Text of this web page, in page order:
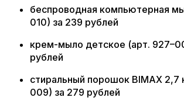
беспроводная компьютерная
010) за 239 рублей
крем-мыло детское (арт.
рублей
стиральный порошок BIMAX 2,7
009) за 279 рублей